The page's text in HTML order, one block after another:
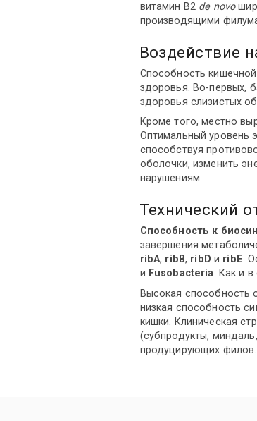
витамин B2 de novo
производящими
Воздействие
Способность
здоровья. Во-первых,
здоровья слизистых
Кроме того, местно
Оптимальный уровень
способствуя
оболочки, изменить
нарушениям.
Технический
Способность к
завершения
ribA, ribB, ribD и ribE.
и Fusobacteria. Как и
Высокая способность
низкая способность
кишки. Клиническая
(субпродукты,
продуцирующих филов.